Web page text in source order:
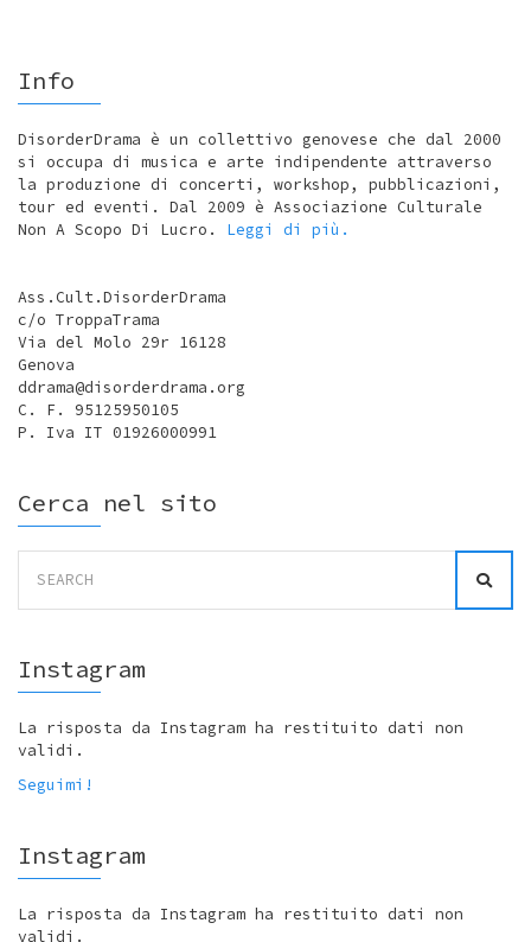
Info
DisorderDrama è un collettivo genovese che dal 2000
si occupa di musica e arte indipendente attraverso
la produzione di concerti, workshop, pubblicazioni,
tour ed eventi. Dal 2009 è Associazione Culturale
Non A Scopo Di Lucro. Leggi di più.
Ass.Cult.DisorderDrama
c/o TroppaTrama
Via del Molo 29r 16128
Genova
ddrama@disorderdrama.org
C. F. 95125950105
P. Iva IT 01926000991
Cerca nel sito
for:
Instagram
La risposta da Instagram ha restituito dati non
validi.
Seguimi!
Instagram
La risposta da Instagram ha restituito dati non
validi.